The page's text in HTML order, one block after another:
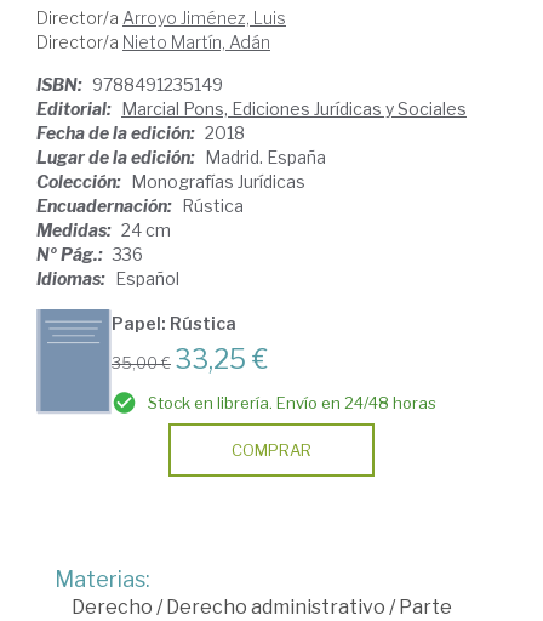
Director/a Arroyo Jiménez, Luis
Director/a Nieto Martín, Adán
ISBN: 9788491235149
Editorial: Marcial Pons, Ediciones Jurídicas y Sociales
Fecha de la edición: 2018
Lugar de la edición: Madrid. España
Colección: Monografías Jurídicas
Encuadernación: Rústica
Medidas: 24 cm
Nº Pág.: 336
Idiomas: Español
Papel: Rústica
35,00 € 33,25 €
Stock en librería. Envío en 24/48 horas
COMPRAR
Materias:
Derecho / Derecho administrativo / Parte